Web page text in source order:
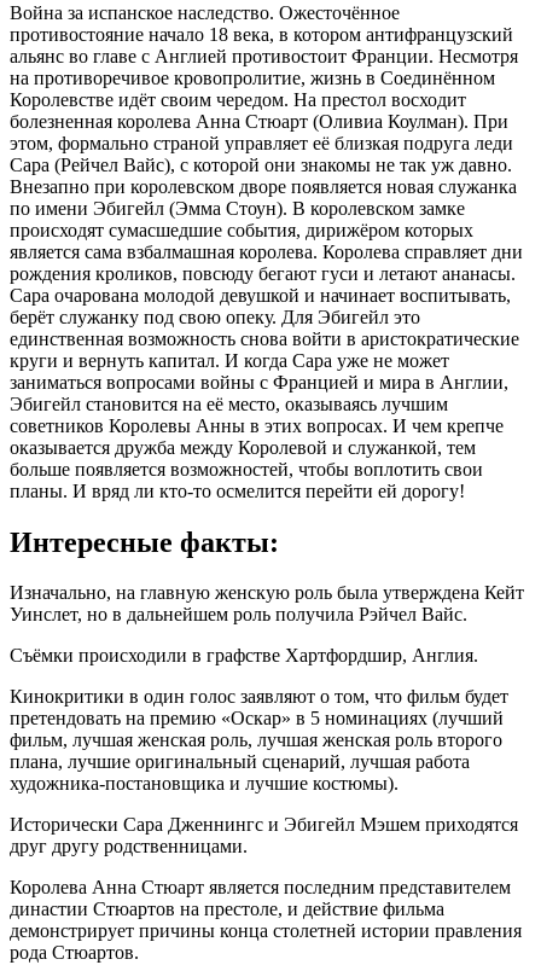
Война за испанское наследство. Ожесточённое
противостояние начало 18 века, в котором антифранцузский
альянс во главе с Англией противостоит Франции. Несмотря
на противоречивое кровопролитие, жизнь в Соединённом
Королевстве идёт своим чередом. На престол восходит
болезненная королева Анна Стюарт (Оливиа Коулман). При
этом, формально страной управляет её близкая подруга леди
Сара (Рейчел Вайс), с которой они знакомы не так уж давно.
Внезапно при королевском дворе появляется новая служанка
по имени Эбигейл (Эмма Стоун). В королевском замке
происходят сумасшедшие события, дирижёром которых
является сама взбалмашная королева. Королева справляет дни
рождения кроликов, повсюду бегают гуси и летают ананасы.
Сара очарована молодой девушкой и начинает воспитывать,
берёт служанку под свою опеку. Для Эбигейл это
единственная возможность снова войти в аристократические
круги и вернуть капитал. И когда Сара уже не может
заниматься вопросами войны с Францией и мира в Англии,
Эбигейл становится на её место, оказываясь лучшим
советников Королевы Анны в этих вопросах. И чем крепче
оказывается дружба между Королевой и служанкой, тем
больше появляется возможностей, чтобы воплотить свои
планы. И вряд ли кто-то осмелится перейти ей дорогу!
Интересные факты:
Изначально, на главную женскую роль была утверждена Кейт
Уинслет, но в дальнейшем роль получила Рэйчел Вайс.
Съёмки происходили в графстве Хартфордшир, Англия.
Кинокритики в один голос заявляют о том, что фильм будет
претендовать на премию «Оскар» в 5 номинациях (лучший
фильм, лучшая женская роль, лучшая женская роль второго
плана, лучшие оригинальный сценарий, лучшая работа
художника-постановщика и лучшие костюмы).
Исторически Сара Дженнингс и Эбигейл Мэшем приходятся
друг другу родственницами.
Королева Анна Стюарт является последним представителем
династии Стюартов на престоле, и действие фильма
демонстрирует причины конца столетней истории правления
рода Стюартов.